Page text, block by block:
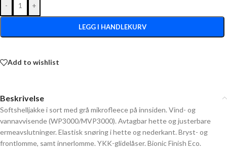
- +
LEGG I HANDLEKURV
Add to wishlist
Beskrivelse
Softshelljakke i sort med grå mikrofleece på innsiden. Vind- og
vannavvisende (WP3000/MVP3000). Avtagbar hette og justerbare
ermeavslutninger. Elastisk snøring i hette og nederkant. Bryst- og
frontlomme, samt innerlomme. YKK-glidelåser. Bionic Finish Eco.